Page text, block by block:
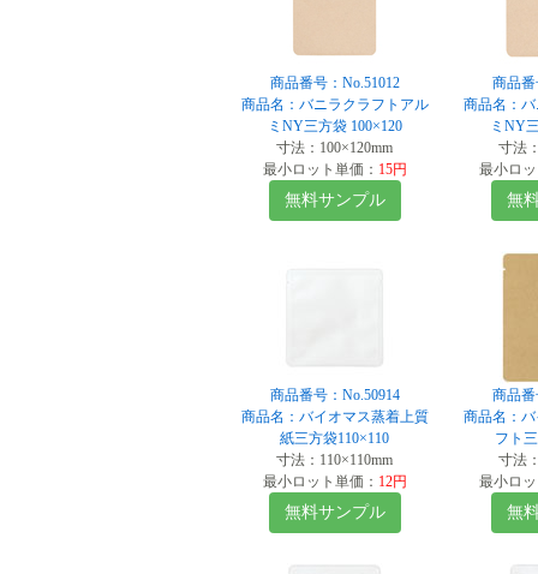
商品番号：No.51012
商品名：バニラクラフトアル
ミNY三方袋 100×120
寸法：100×120mm
最小ロット単価： 15円
無料サンプル
商品番
商品名：
ミNY
寸法
最小ロ
無
商品番号：No.50914
商品名：バイオマス蒸着上質
紙三方袋110×110
寸法：110×110mm
最小ロット単価： 12円
無料サンプル
商品番
商品名：
フト
寸法
最小ロ
無